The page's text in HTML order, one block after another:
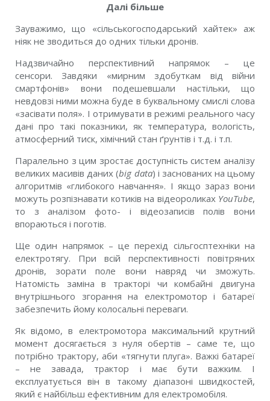
Далі більше
Зауважимо, що «сільськогосподарський хайтек» аж
ніяк не зводиться до одних тільки дронів.
Надзвичайно перспективний напрямок – це
сенсори. Завдяки «мирним здобуткам від війни
смартфонів» вони подешевшали настільки, що
невдовзі ними можна буде в буквальному смислі слова
«засівати поля». І отримувати в режимі реального часу
дані про такі показники, як температура, вологість,
атмосферний тиск, хімічний стан ґрунтів і т.д. і т.п.
Паралельно з цим зростає доступність систем аналізу
великих масивів даних (big data) і заснованих на цьому
алгоритмів «глибокого навчання». І якщо зараз вони
можуть розпізнавати котиків на відеороликах YouTube,
то з аналізом фото- і відеозаписів полів вони
впораються і поготів.
Ще один напрямок – це перехід сільгосптехніки на
електротягу. При всій перспективності повітряних
дронів, зорати поле вони навряд чи зможуть.
Натомість заміна в тракторі чи комбайні двигуна
внутрішнього згорання на електромотор і батареї
забезпечить йому колосальні переваги.
Як відомо, в електромотора максимальний крутний
момент досягається з нуля обертів – саме те, що
потрібно трактору, аби «тягнути плуга». Важкі батареї
– не завада, трактор і має бути важким. І
експлуатується він в такому діапазоні швидкостей,
який є найбільш ефективним для електромобіля.